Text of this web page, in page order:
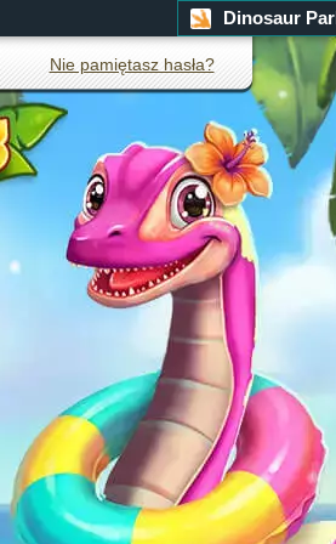
Dinosaur
Nie pamiętasz hasła?